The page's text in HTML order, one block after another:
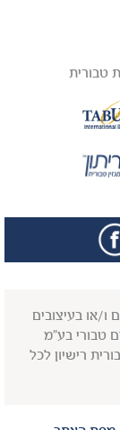
טבורית
ו/או בעיצובים
טבורי בע"מ
רישיון לכל